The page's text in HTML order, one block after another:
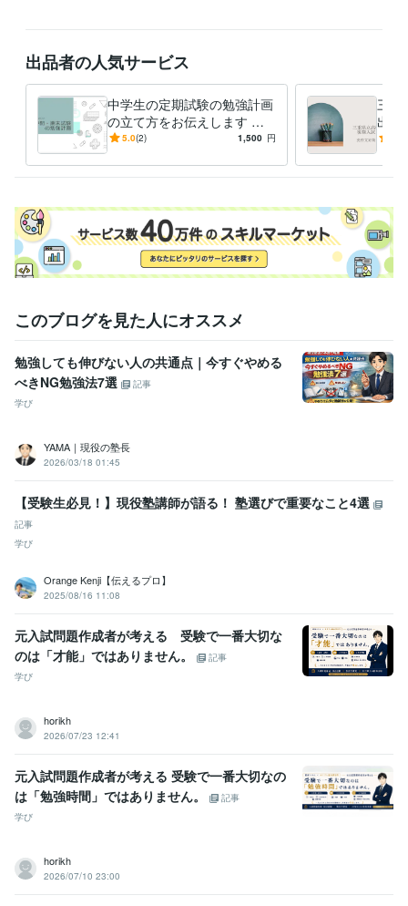
出品者の人気サービス
中学生の定期試験の勉強計画
の立て方をお伝えします な
りたい自分を目指して計画的
5.0(2) 1,500 円
三重
出題
英語
このブログを見た人にオススメ
勉強しても伸びない人の共通点｜今すぐやめる
べきNG勉強法7選
記事
学び
YAMA｜現役の塾長
2026/03/18 01:45
【受験生必見！】現役塾講師が語る！ 塾選びで重要なこと4選
記事
学び
Orange Kenji【伝えるプロ】
2025/08/16 11:08
元入試問題作成者が考える 受験で一番大切な
のは「才能」ではありません。
記事
学び
horikh
2026/07/23 12:41
元入試問題作成者が考える 受験で一番大切なの
は「勉強時間」ではありません。
記事
学び
horikh
2026/07/10 23:00